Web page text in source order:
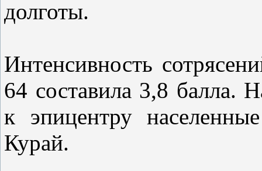
долготы.
Интенсивность
64 составила 3,8 балла.
к эпицентру
Курай.